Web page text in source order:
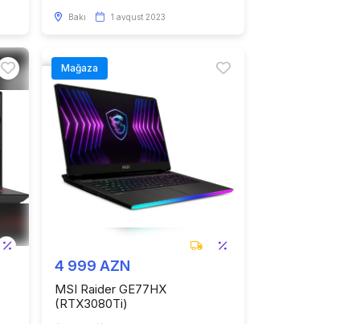
Bakı 1 avqust 2023
Mağaza
4 999 AZN
MSI Raider GE77HX
(RTX3080Ti)